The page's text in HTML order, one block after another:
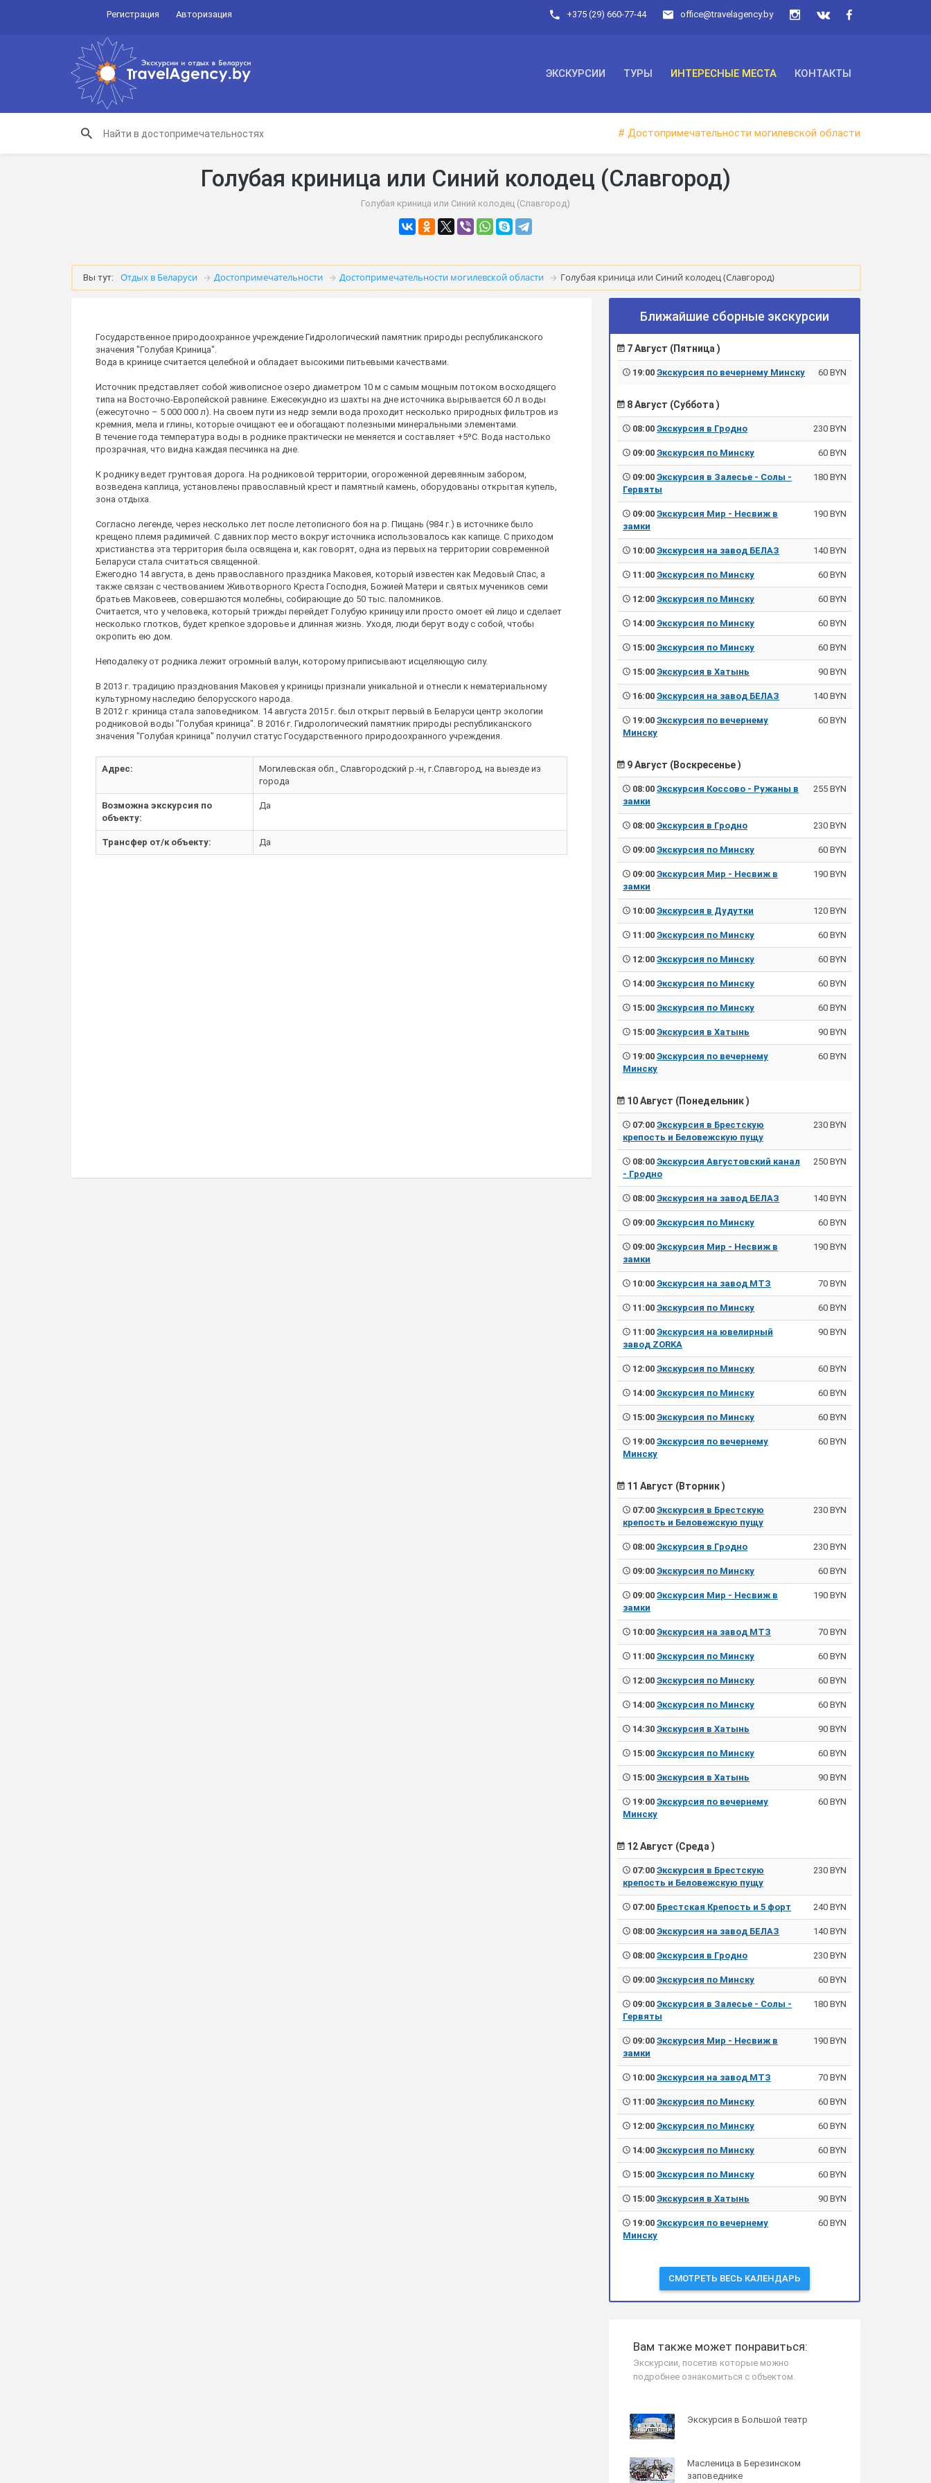
Регистрация Авторизация office@travelagency.by
+375 (29) 660-77-44
ЭКСКУРСИИ ТУРЫ ИНТЕРЕСНЫЕ МЕСТА КОНТАКТЫ
# Достопримечательности могилевской области
Голубая криница или Синий колодец (Славгород)
Голубая криница или Синий колодец (Славгород)
Вы тут: Отдых в Беларуси Достопримечательности Достопримечательности могилевской области Голубая криница или Синий колодец (Славгород)
Государственное природоохранное учреждение Гидрологический памятник природы республиканского
значения "Голубая Криница".
Вода в кринице считается целебной и обладает высокими питьевыми качествами.
Источник представляет собой живописное озеро диаметром 10 м с самым мощным потоком восходящего
типа на Восточно-Европейской равнине. Ежесекундно из шахты на дне источника вырывается 60 л воды
(ежесуточно – 5 000 000 л). На своем пути из недр земли вода проходит несколько природных фильтров из
кремния, мела и глины, которые очищают ее и обогащают полезными минеральными элементами.
В течение года температура воды в роднике практически не меняется и составляет +5ºС. Вода настолько
прозрачная, что видна каждая песчинка на дне.
К роднику ведет грунтовая дорога. На родниковой территории, огороженной деревянным забором,
возведена каплица, установлены православный крест и памятный камень, оборудованы открытая купель,
зона отдыха.
Согласно легенде, через несколько лет после летописного боя на р. Пищань (984 г.) в источнике было
крещено племя радимичей. С давних пор место вокруг источника использовалось как капище. С приходом
христианства эта территория была освящена и, как говорят, одна из первых на территории современной
Беларуси стала считаться священной.
Ежегодно 14 августа, в день православного праздника Маковея, который известен как Медовый Спас, а
также связан с чествованием Животворного Креста Господня, Божией Матери и святых мучеников семи
братьев Маковеев, совершаются молебны, собирающие до 50 тыс. паломников.
Считается, что у человека, который трижды перейдет Голубую криницу или просто омоет ей лицо и сделает
несколько глотков, будет крепкое здоровье и длинная жизнь. Уходя, люди берут воду с собой, чтобы
окропить ею дом.
Неподалеку от родника лежит огромный валун, которому приписывают исцеляющую силу.
В 2013 г. традицию празднования Маковея у криницы признали уникальной и отнесли к нематериальному
культурному наследию белорусского народа.
В 2012 г. криница стала заповедником. 14 августа 2015 г. был открыт первый в Беларуси центр экологии
родниковой воды "Голубая криница". В 2016 г. Гидрологический памятник природы республиканского
значения "Голубая криница" получил статус Государственного природоохранного учреждения.
Адрес:
Могилевская обл., Славгородский р.-н, г.Славгород, на выезде из
города
Возможна экскурсия по
объекту:
Да
Трансфер от/к объекту: Да
Ближайшие сборные экскурсии
7 Август (Пятница )
19:00Экскурсия по вечернему Минску 60 BYN
8 Август (Суббота )
08:00Экскурсия в Гродно 230 BYN
09:00Экскурсия по Минску 60 BYN
09:00Экскурсия в Залесье - Солы -
Гервяты
180 BYN
09:00Экскурсия Мир - Несвиж в
замки
190 BYN
10:00Экскурсия на завод БЕЛАЗ 140 BYN
11:00Экскурсия по Минску 60 BYN
12:00Экскурсия по Минску 60 BYN
14:00Экскурсия по Минску 60 BYN
15:00Экскурсия по Минску 60 BYN
15:00Экскурсия в Хатынь 90 BYN
16:00Экскурсия на завод БЕЛАЗ 140 BYN
19:00Экскурсия по вечернему
Минску
60 BYN
9 Август (Воскресенье )
08:00Экскурсия Коссово - Ружаны в
замки
255 BYN
08:00Экскурсия в Гродно 230 BYN
09:00Экскурсия по Минску 60 BYN
09:00Экскурсия Мир - Несвиж в
замки
190 BYN
10:00Экскурсия в Дудутки 120 BYN
11:00Экскурсия по Минску 60 BYN
12:00Экскурсия по Минску 60 BYN
14:00Экскурсия по Минску 60 BYN
15:00Экскурсия по Минску 60 BYN
15:00Экскурсия в Хатынь 90 BYN
19:00Экскурсия по вечернему
Минску
60 BYN
10 Август (Понедельник )
07:00Экскурсия в Брестскую
крепость и Беловежскую пущу
230 BYN
08:00Экскурсия Августовский канал
- Гродно
250 BYN
08:00Экскурсия на завод БЕЛАЗ 140 BYN
09:00Экскурсия по Минску 60 BYN
09:00Экскурсия Мир - Несвиж в
замки
190 BYN
10:00Экскурсия на завод МТЗ 70 BYN
11:00Экскурсия по Минску 60 BYN
11:00Экскурсия на ювелирный
завод ZORKA
90 BYN
12:00Экскурсия по Минску 60 BYN
14:00Экскурсия по Минску 60 BYN
15:00Экскурсия по Минску 60 BYN
19:00Экскурсия по вечернему
Минску
60 BYN
11 Август (Вторник )
07:00Экскурсия в Брестскую
крепость и Беловежскую пущу
230 BYN
08:00Экскурсия в Гродно 230 BYN
09:00Экскурсия по Минску 60 BYN
09:00Экскурсия Мир - Несвиж в
замки
190 BYN
10:00Экскурсия на завод МТЗ 70 BYN
11:00Экскурсия по Минску 60 BYN
12:00Экскурсия по Минску 60 BYN
14:00Экскурсия по Минску 60 BYN
14:30Экскурсия в Хатынь 90 BYN
15:00Экскурсия по Минску 60 BYN
15:00Экскурсия в Хатынь 90 BYN
19:00Экскурсия по вечернему
Минску
60 BYN
12 Август (Среда )
07:00Экскурсия в Брестскую
крепость и Беловежскую пущу
230 BYN
07:00 Брестская Крепость и 5 форт 240 BYN
08:00Экскурсия на завод БЕЛАЗ 140 BYN
08:00Экскурсия в Гродно 230 BYN
09:00Экскурсия по Минску 60 BYN
09:00Экскурсия в Залесье - Солы -
Гервяты
180 BYN
09:00Экскурсия Мир - Несвиж в
замки
190 BYN
10:00Экскурсия на завод МТЗ 70 BYN
11:00Экскурсия по Минску 60 BYN
12:00Экскурсия по Минску 60 BYN
14:00Экскурсия по Минску 60 BYN
15:00Экскурсия по Минску 60 BYN
15:00Экскурсия в Хатынь 90 BYN
19:00Экскурсия по вечернему
Минску
60 BYN
СМОТРЕТЬ ВЕСЬ КАЛЕНДАРЬ
Вам также может понравиться:
Экскурсии, посетив которые можно
подробнее ознакомиться с объектом.
Экскурсия в Большой театр
Масленица в Березинском
заповеднике